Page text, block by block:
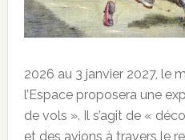
2026 au 3 janvier 2027, le
l’Espace proposera une
de vols ». Il s’agit de «
et des avions à travers le